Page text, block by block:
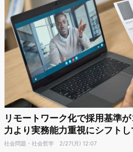
リモートワーク化で採用基準
力より実務能力重視にシフトし
社会問題・社会哲学 2/27(月) 12:07